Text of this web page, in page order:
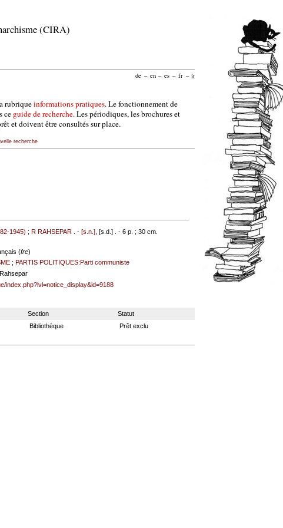
(CIRA)
de – en – es – fr – it
rubriqueinformations pratiques. Le fonctionnement de
ce guide de recherche. Les périodiques, les brochures et
et doivent être consultés sur place.
recherche
1945) ;R RAHSEPAR . -[s.n.] , [s.d.] . - 6 p. ; 30 cm.
(fre)
; PARTIS POLITIQUES:Parti communiste
index.php?lvl=notice_display&id=9188
Section
Statut
Bibliothèque Prêt exclu